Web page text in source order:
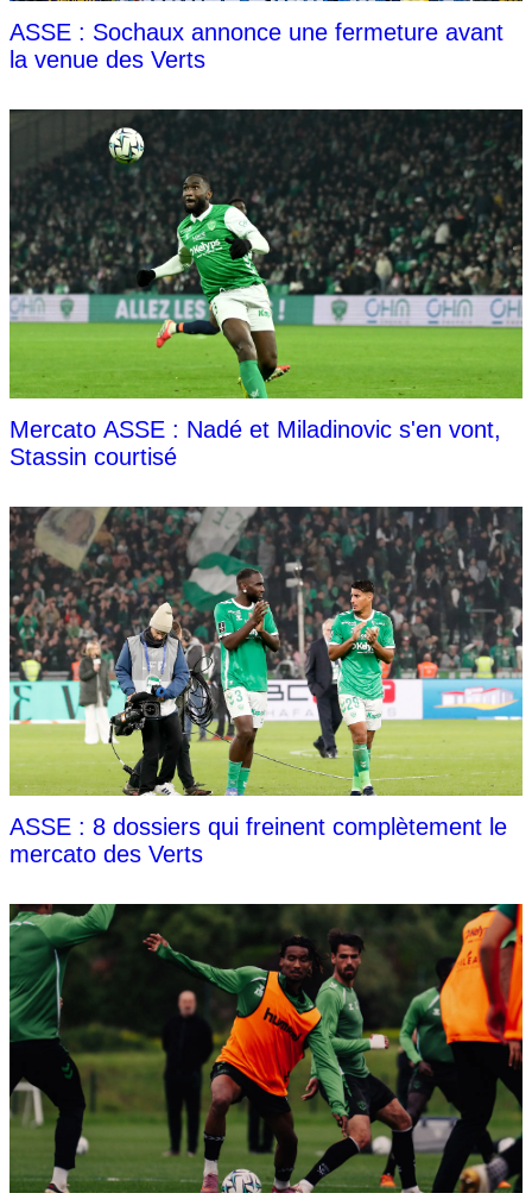
ASSE : Sochaux annonce une fermeture avant
la venue des Verts
Mercato ASSE : Nadé et Miladinovic s'en vont,
Stassin courtisé
ASSE : 8 dossiers qui freinent complètement le
mercato des Verts